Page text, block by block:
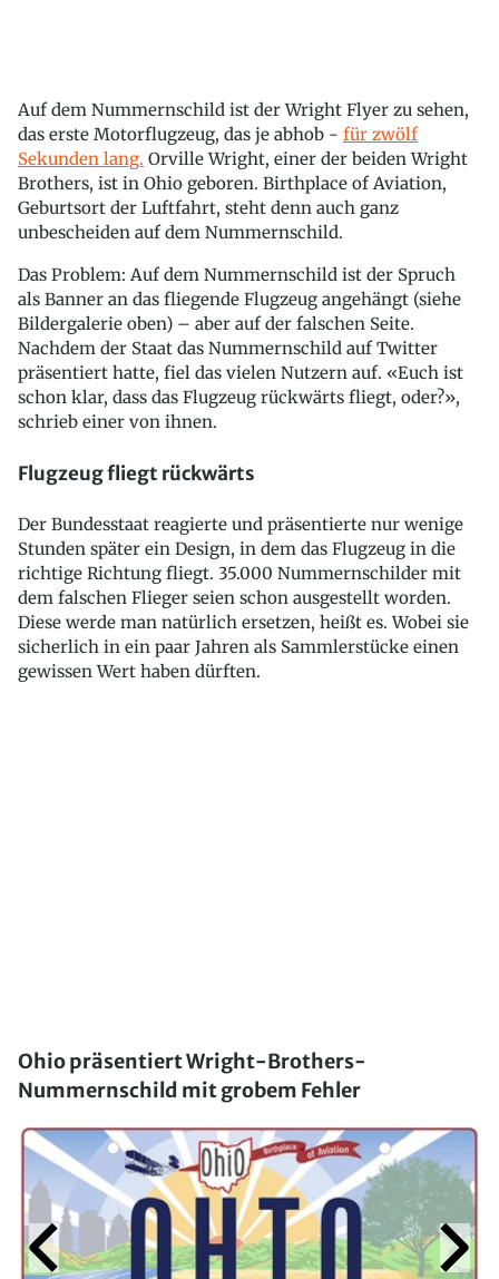
Auf dem Nummernschild ist der Wright Flyer zu sehen,
das erste Motorflugzeug, das je abhob - für zwölf
Sekunden lang. Orville Wright, einer der beiden Wright
Brothers, ist in Ohio geboren. Birthplace of Aviation,
Geburtsort der Luftfahrt, steht denn auch ganz
unbescheiden auf dem Nummernschild.
Das Problem: Auf dem Nummernschild ist der Spruch
als Banner an das fliegende Flugzeug angehängt (siehe
Bildergalerie oben) – aber auf der falschen Seite.
Nachdem der Staat das Nummernschild auf Twitter
präsentiert hatte, fiel das vielen Nutzern auf. «Euch ist
schon klar, dass das Flugzeug rückwärts fliegt, oder?»,
schrieb einer von ihnen.
Flugzeug fliegt rückwärts
Der Bundesstaat reagierte und präsentierte nur wenige
Stunden später ein Design, in dem das Flugzeug in die
richtige Richtung fliegt. 35.000 Nummernschilder mit
dem falschen Flieger seien schon ausgestellt worden.
Diese werde man natürlich ersetzen, heißt es. Wobei sie
sicherlich in ein paar Jahren als Sammlerstücke einen
gewissen Wert haben dürften.
Ohio präsentiert Wright-Brothers-
Nummernschild mit grobem Fehler